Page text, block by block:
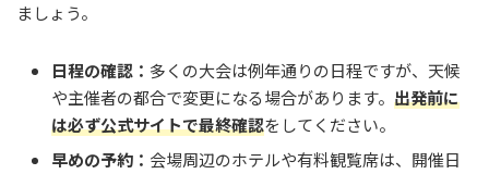
ましょう。
日程の確認： 多くの大会は例年通りの日程ですが、天候
や主催者の都合で変更になる場合があります。 出発前に
は必ず公式サイトで最終確認をしてください。
早めの予約： 会場周辺のホテルや有料観覧席は、開催日